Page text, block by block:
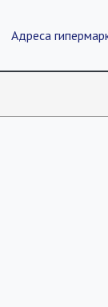
Адреса